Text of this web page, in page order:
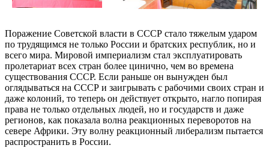
Поражение Советской власти в СССР стало тяжелым ударом
по трудящимся не только России и братских республик, но и
всего мира. Мировой империализм стал эксплуатировать
пролетариат всех стран более цинично, чем во времена
существования СССР. Если раньше он вынужден был
оглядываться на СССР и заигрывать с рабочими своих стран и
даже колоний, то теперь он действует открыто, нагло попирая
права не только отдельных людей, но и государств и даже
регионов, как показала волна реакционных переворотов на
севере Африки. Эту волну реакционный либерализм пытается
распространить в России.